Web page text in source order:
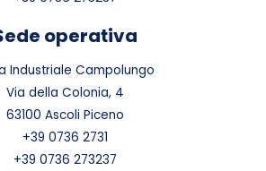
operativa
Industriale Campolungo
Via della Colonia, 4
63100 Ascoli Piceno
+39 0736 2731
+39 0736 273237